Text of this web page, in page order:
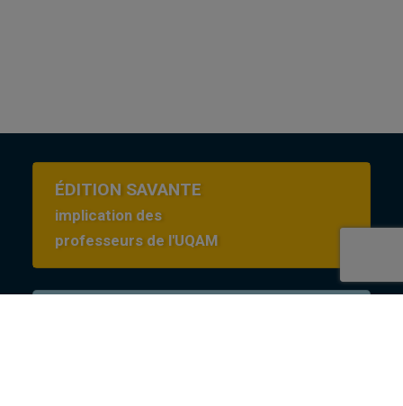
ÉDITION SAVANTE
implication des
professeurs de l'UQAM